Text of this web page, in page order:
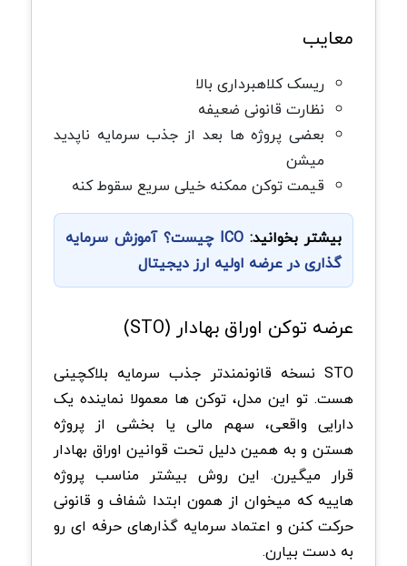
معایب
ریسک کلاهبرداری بالا
نظارت قانونی ضعیفه
بعضی پروژه ها بعد از جذب سرمایه ناپدید
میشن
قیمت توکن ممکنه خیلی سریع سقوط کنه
بیشتر بخوانید:
ICO چیست؟ آموزش سرمایه
گذاری در عرضه اولیه ارز دیجیتال
عرضه توکن اوراق بهادار (STO)
STO نسخه قانونمندتر جذب سرمایه بلاکچینی
هست. تو این مدل، توکن ها معمولا نماینده یک
دارایی واقعی، سهم مالی یا بخشی از پروژه
هستن و به همین دلیل تحت قوانین اوراق بهادار
قرار میگیرن. این روش بیشتر مناسب پروژه
هاییه که میخوان از همون ابتدا شفاف و قانونی
حرکت کنن و اعتماد سرمایه گذارهای حرفه ای رو
به دست بیارن.